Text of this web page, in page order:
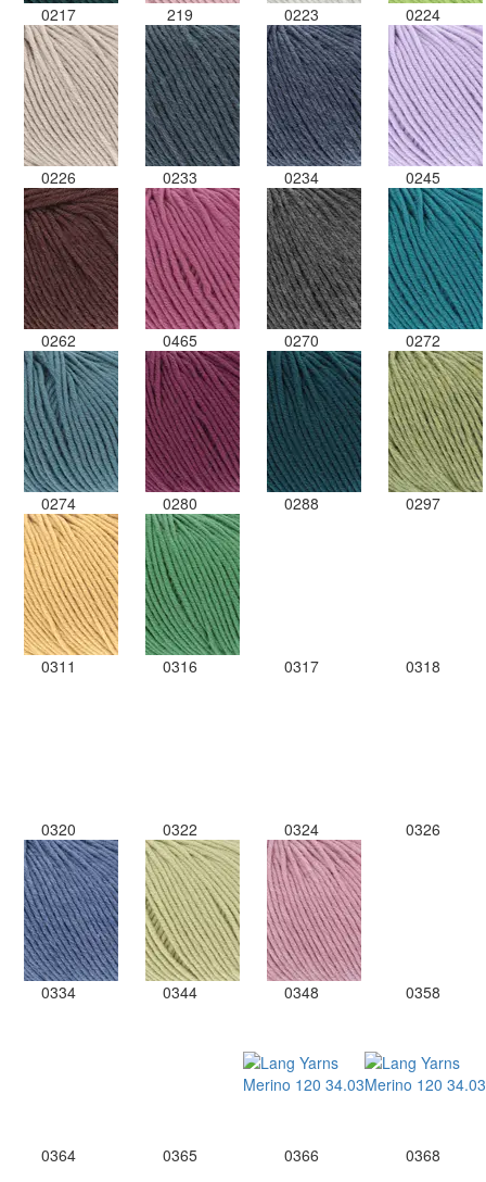
0217 219 0223 0224
0226 0233 0234 0245
0262 0465 0270 0272
0274 0280 0288 0297
0311 0316 0317 0318
0320 0322 0324 0326
0334 0344 0348 0358
0364 0365 0366 0368